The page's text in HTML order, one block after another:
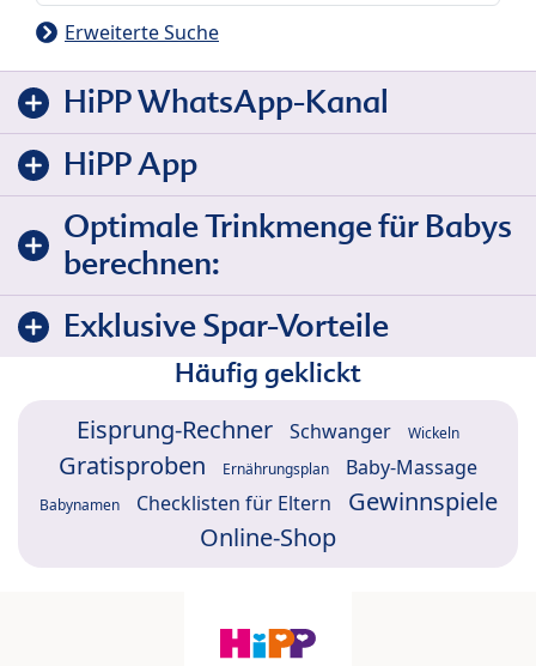
Erweiterte Suche
HiPP WhatsApp-Kanal
HiPP App
Optimale Trinkmenge für Babys
berechnen:
Exklusive Spar-Vorteile
Häufig geklickt
Eisprung-Rechner Schwanger Wickeln
Gratisproben Ernährungsplan Baby-Massage
Babynamen Checklisten für Eltern
Gewinnspiele
Online-Shop